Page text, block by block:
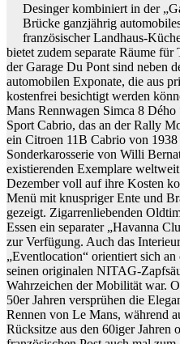
Desinger kombiniert in der
Brücke ganzjährig
französischer Landhaus-
bietet zudem separate Räume
der Garage Du Pont sind neben
automobilen Exponate, die aus
kostenfrei besichtigt werden
Mans Rennwagen Simca 8
Sport Cabrio, das an der Rally
ein Citroen 11B Cabrio von
Sonderkarosserie von Willi
existierenden Exemplare
Dezember voll auf ihre Kosten
Menü mit knuspriger Ente und
gezeigt. Zigarrenliebenden
Essen ein separater „Havanna
zur Verfügung. Auch das
„Eventlocation“ orientiert sich
seinen originalen NITAG-
Wahrzeichen der Mobilität war.
50er Jahren versprühen die
Rennen von Le Mans, während
Rücksitze aus den 60iger Jahren